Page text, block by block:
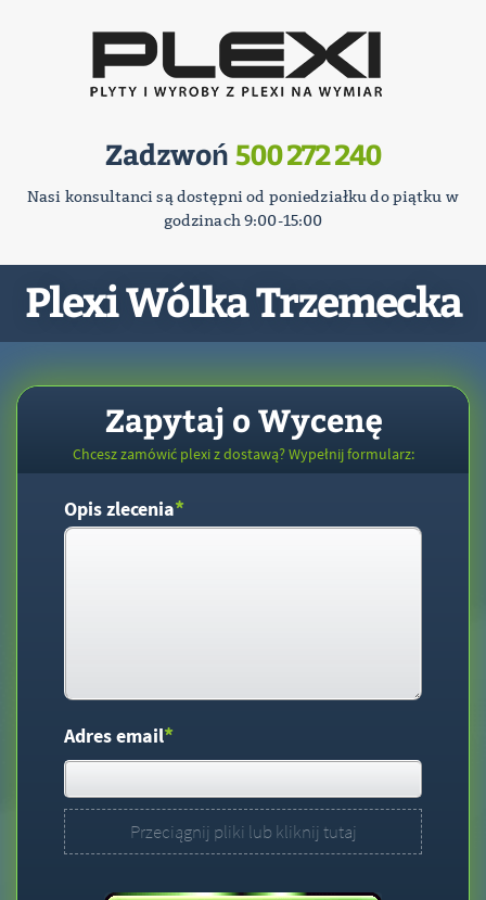
Zadzwoń 500 272 240
Nasi konsultanci są dostępni od poniedziałku do piątku w
godzinach 9:00-15:00
Plexi Wólka Trzemecka
Zapytaj o Wycenę
Chcesz zamówić plexi z dostawą? Wypełnij formularz:
Opis zlecenia*
Adres email*
Przeciągnij pliki lub kliknij tutaj